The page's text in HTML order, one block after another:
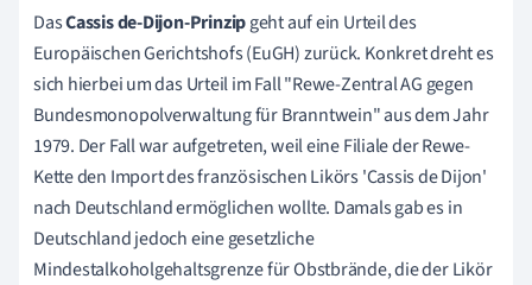
DasCassis de-Dijon-Prinzipgeht auf ein Urteil des
Europäischen Gerichtshofs (EuGH) zurück. Konkret dreht es
sich hierbei um das Urteil im Fall "Rewe-Zentral AG gegen
Bundesmonopolverwaltung für Branntwein" aus dem Jahr
1979. Der Fall war aufgetreten, weil eine Filiale der Rewe-
Kette den Import des französischen Likörs 'Cassis de Dijon'
nach Deutschland ermöglichen wollte. Damals gab es in
Deutschland jedoch eine gesetzliche
Mindestalkoholgehaltsgrenze für Obstbrände, die der Likör